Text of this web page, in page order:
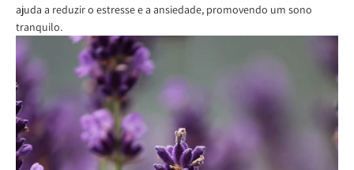
ajuda a reduzir o estresse e a ansiedade, promovendo um sono
tranquilo.